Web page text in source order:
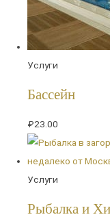
Услуги
Бассейн
₽23.00
Услуги
Рыбалка и